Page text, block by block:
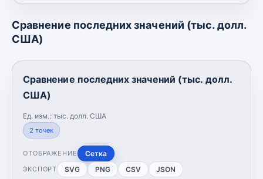
Сравнение последних значений (тыс. долл.
США)
Сравнение последних значений (тыс. долл.
США)
Ед. изм.: тыс. долл. США
2 точек
ОТОБРАЖЕНИЕ Сетка
ЭКСПОРТ SVG PNG CSV JSON